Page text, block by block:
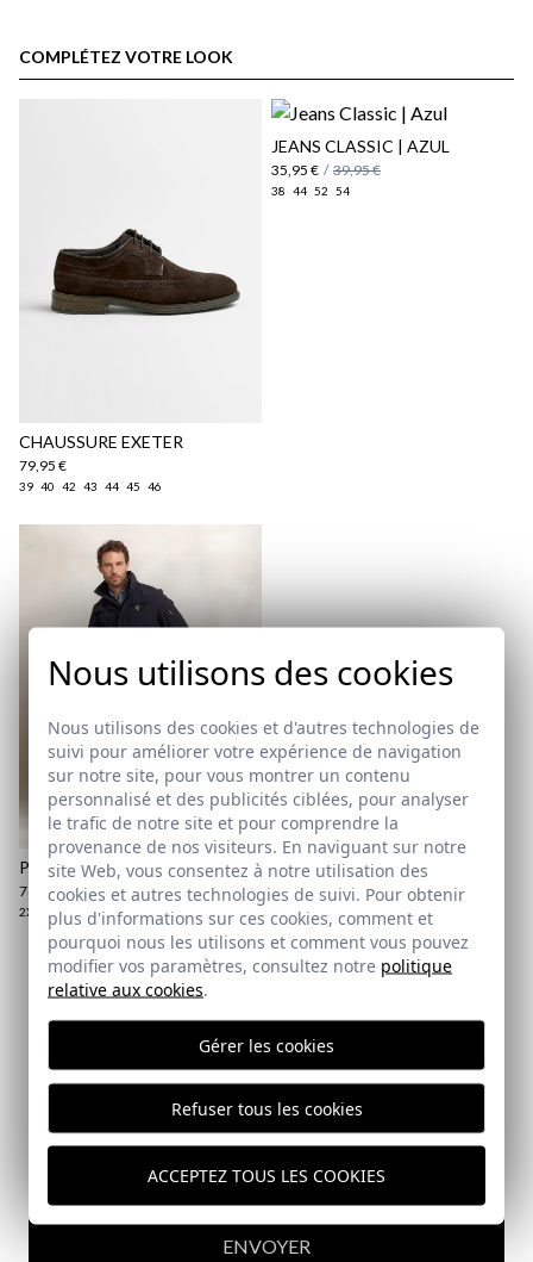
ici
COMPLÉTEZ VOTRE LOOK
CHAUSSURE EXETER
79,95 €
39 40 42 43 44 45 46
JEANS CLASSIC | AZUL
35,95 € / 39,95 €
38 44 52 54
PARKA TECHNIQUE | MARINO
74,95 € / 79,95 €
2XL
Abonnez-vous à notre Newsletter
J'ai lu et j'accepte votrepolitique de protection des
ENVOYER
Nous utilisons des cookies
Nous utilisons des cookies et d'autres technologies de
suivi pour améliorer votre expérience de navigation
sur notre site, pour vous montrer un contenu
personnalisé et des publicités ciblées, pour analyser
le trafic de notre site et pour comprendre la
provenance de nos visiteurs. En naviguant sur notre
site Web, vous consentez à notre utilisation des
cookies et autres technologies de suivi. Pour obtenir
plus d'informations sur ces cookies, comment et
pourquoi nous les utilisons et comment vous pouvez
modifier vos paramètres, consultez notre politique
relative aux cookies.
Gérer les cookies
Refuser tous les cookies
ACCEPTEZ TOUS LES COOKIES